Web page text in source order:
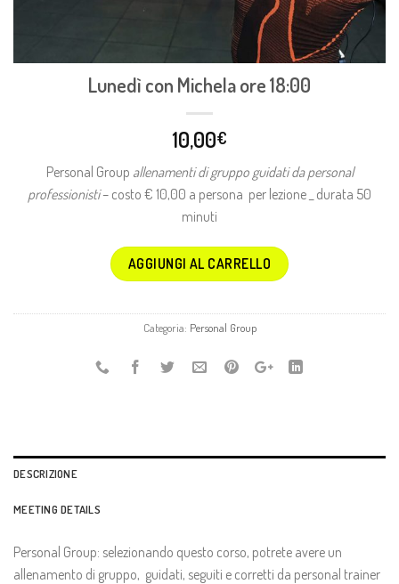
Lunedì con Michela ore 18:00
10,00€
Personal Group allenamenti di gruppo guidati da personal
professionisti– costo € 10,00 a persona per lezione _ durata 50
minuti
AGGIUNGI AL CARRELLO
Categoria: Personal Group
DESCRIZIONE
MEETING DETAILS
Personal Group: selezionando questo corso, potrete avere un
allenamento di gruppo, guidati, seguiti e corretti da personal trainer